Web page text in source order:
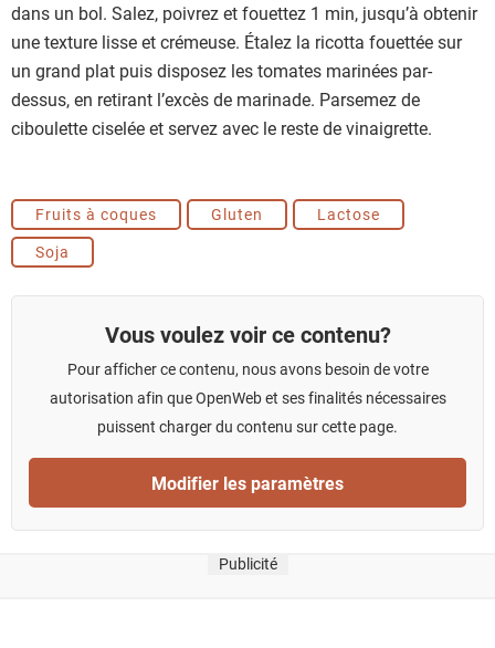
dans un bol. Salez, poivrez et fouettez 1 min, jusqu’à obtenir
une texture lisse et crémeuse. Étalez la ricotta fouettée sur
un grand plat puis disposez les tomates marinées par-
dessus, en retirant l’excès de marinade. Parsemez de
ciboulette ciselée et servez avec le reste de vinaigrette.
Fruits à coques Gluten
Lactose
Soja
Vous voulez voir ce contenu?
Pour afficher ce contenu, nous avons besoin de votre
autorisation afin que OpenWeb et ses finalités nécessaires
puissent charger du contenu sur cette page.
Modifier les paramètres
Publicité